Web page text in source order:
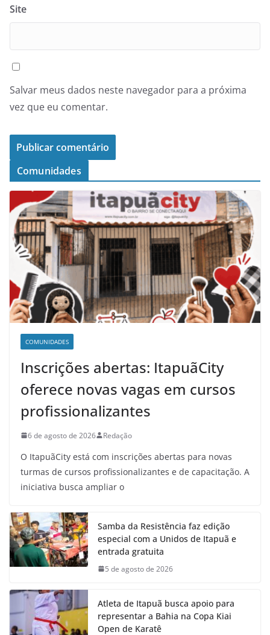
Site
Salvar meus dados neste navegador para a próxima
vez que eu comentar.
Comunidades
COMUNIDADES
Inscrições abertas: ItapuãCity
oferece novas vagas em cursos
profissionalizantes
6 de agosto de 2026 Redação
O ItapuãCity está com inscrições abertas para novas
turmas de cursos profissionalizantes e de capacitação. A
iniciativa busca ampliar o
Samba da Resistência faz edição
especial com a Unidos de Itapuã e
entrada gratuita
5 de agosto de 2026
Atleta de Itapuã busca apoio para
representar a Bahia na Copa Kiai
Open de Karatê